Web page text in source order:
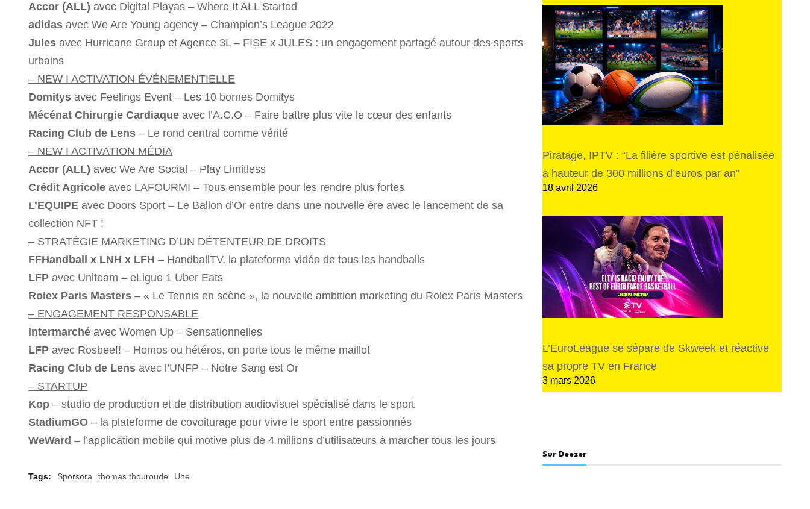
Accor (ALL) avec Digital Playas – Where It ALL Started
adidas avec We Are Young agency – Champion’s League 2022
Jules avec Hurricane Group et Agence 3L – FISE x JULES : un engagement partagé autour des sports
urbains
– NEW I ACTIVATION ÉVÉNEMENTIELLE
Domitys avec Feelings Event – Les 10 bornes Domitys
Mécénat Chirurgie Cardiaque avec l’A.C.O – Faire battre plus vite le cœur des enfants
Racing Club de Lens – Le rond central comme vérité
– NEW I ACTIVATION MÉDIA
Accor (ALL) avec We Are Social – Play Limitless
Crédit Agricole avec LAFOURMI – Tous ensemble pour les rendre plus fortes
L’EQUIPE avec Doors Sport – Le Ballon d’Or entre dans une nouvelle ère avec le lancement de sa
collection NFT !
– STRATÉGIE MARKETING D’UN DÉTENTEUR DE DROITS
FFHandball x LNH x LFH – HandballTV, la plateforme vidéo de tous les handballs
LFP avec Uniteam – eLigue 1 Uber Eats
Rolex Paris Masters – « Le Tennis en scène », la nouvelle ambition marketing du Rolex Paris Masters
– ENGAGEMENT RESPONSABLE
Intermarché avec Women Up – Sensationnelles
LFP avec Rosbeef! – Homos ou hétéros, on porte tous le même maillot
Racing Club de Lens avec l’UNFP – Notre Sang est Or
– STARTUP
Kop – studio de production et de distribution audiovisuel spécialisé dans le sport
StadiumGO – la plateforme de covoiturage pour vivre le sport entre passionnés
WeWard – l’application mobile qui motive plus de 4 millions d’utilisateurs à marcher tous les jours
Tags: Sporsora thomas thouroude Une
Piratage, IPTV : “La filière sportive est pénalisée
à hauteur de 300 millions d’euros par an”
18 avril 2026
L’EuroLeague se sépare de Skweek et réactive
sa propre TV en France
3 mars 2026
Sur Deezer